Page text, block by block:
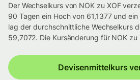
Der Wechselkurs von NOK zu XOF
90 Tagen ein Hoch von 61,1377 und
lag der durchschnittliche Wechselkurs
59,7072. Die Kursänderung für NOK zu
Devisenmittelkurs